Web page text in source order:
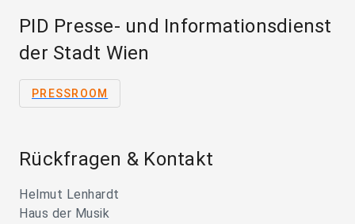
PID Presse- und Informationsdienst
der Stadt Wien
PRESSROOM
Rückfragen & Kontakt
Helmut Lenhardt
Haus der Musik